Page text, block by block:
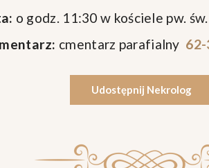
o godz. 11:30 w kościele pw.
cmentarz parafialny
Udostępnij Nekrolog